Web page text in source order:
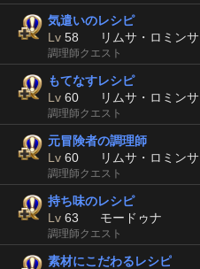
気遣いのレシピ
Lv 58 リムサ・ロミンサ
調理師クエスト
もてなすレシピ
Lv 60 リムサ・ロミンサ
調理師クエスト
元冒険者の調理師
Lv 60 リムサ・ロミンサ
調理師クエスト
持ち味のレシピ
Lv 63 モードゥナ
調理師クエスト
素材にこだわるレシピ